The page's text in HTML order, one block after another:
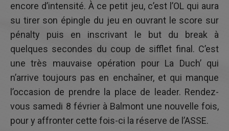
encore d’intensité. À ce petit jeu, c’est l’OL qui aura
su tirer son épingle du jeu en ouvrant le score sur
pénalty puis en inscrivant le but du break à
quelques secondes du coup de sifflet final. C’est
une très mauvaise opération pour La Duch’ qui
n’arrive toujours pas en enchaîner, et qui manque
l’occasion de prendre la place de leader. Rendez-
vous samedi 8 février à Balmont une nouvelle fois,
pour y affronter cette fois-ci la réserve de l’ASSE.